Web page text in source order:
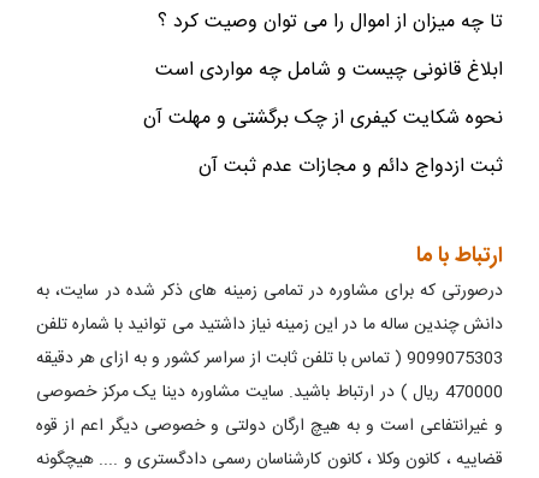
تا چه میزان از اموال را می توان وصیت کرد ؟
ابلاغ قانونی چیست و شامل چه مواردی است
نحوه شکایت کیفری از چک برگشتی و مهلت آن
ثبت ازدواج دائم و مجازات عدم ثبت آن
ارتباط با ما
درصورتی که برای مشاوره در تمامی زمینه های ذکر شده در سایت، به
دانش چندین ساله ما در این زمینه نیاز داشتید می توانید با شماره تلفن
9099075303 ( تماس با تلفن ثابت از سراسر کشور و به ازای هر دقیقه
470000 ریال ) در ارتباط باشید. سایت مشاوره دینا یک مرکز خصوصی
و غیرانتفاعی است و به هیچ ارگان دولتی و خصوصی دیگر اعم از قوه
قضاییه ، کانون وکلا ، کانون کارشناسان رسمی دادگستری و .... هیچگونه